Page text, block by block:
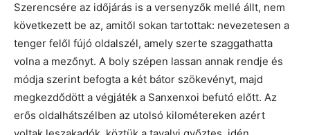
Szerencsére az időjárás is a versenyzők mellé állt, nem
következett be az, amitől sokan tartottak: nevezetesen a
tenger felől fújó oldalszél, amely szerte szaggathatta
volna a mezőnyt. A boly szépen lassan annak rendje és
módja szerint befogta a két bátor szökevényt, majd
megkezdődött a végjáték a Sanxenxoi befutó előtt. Az
erős oldalhátszélben az utolsó kilométereken azért